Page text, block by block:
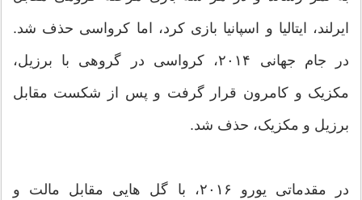
ایرلند، ایتالیا و اسپانیا بازی کرد، اما کرواسی حذف شد.
در جام جهانی ۲۰۱۴، کرواسی در گروهی با برزیل،
مکزیک و کامرون قرار گرفت و پس از شکست مقابل
برزیل و مکزیک، حذف شد.
در مقدماتی یورو ۲۰۱۶، با گل هایی مقابل مالت و